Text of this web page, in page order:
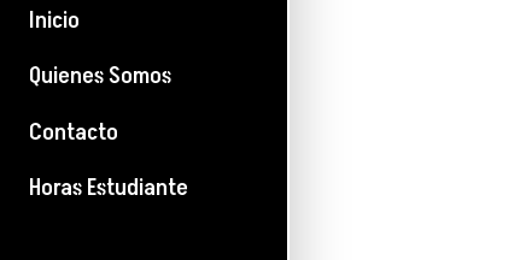
Inicio
Quienes Somos
Contacto
Horas Estudiante